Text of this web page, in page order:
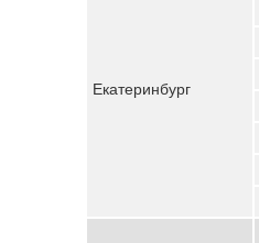
Екатеринбург